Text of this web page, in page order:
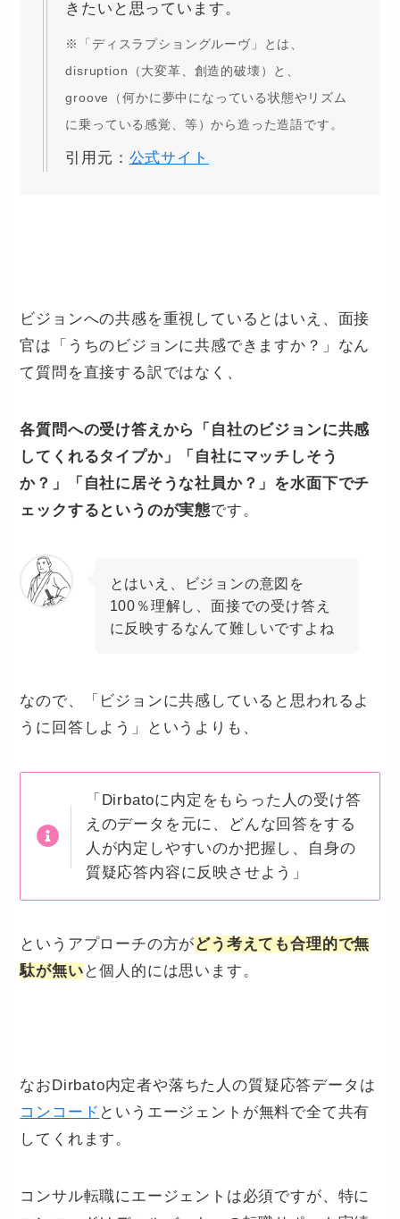
きたいと思っています。
※「ディスラプショングルーヴ」とは、
disruption（大変革、創造的破壊）と、
groove（何かに夢中になっている状態やリズム
に乗っている感覚、等）から造った造語です。
引用元： 公式サイト
ビジョンへの共感を重視しているとはいえ、面接
官は「うちのビジョンに共感できますか？」なん
て質問を直接する訳ではなく、
各質問への受け答えから「自社のビジョンに共感
してくれるタイプか」「自社にマッチしそう
か？」「自社に居そうな社員か？」を水面下でチ
ェックするというのが実態です。
とはいえ、ビジョンの意図を
100％理解し、面接での受け答え
に反映するなんて難しいですよね
なので、「ビジョンに共感していると思われるよ
うに回答しよう」というよりも、
「Dirbatoに内定をもらった人の受け答
えのデータを元に、どんな回答をする
人が内定しやすいのか把握し、自身の
質疑応答内容に反映させよう」
というアプローチの方がどう考えても合理的で無
駄が無い と個人的には思います。
なおDirbato内定者や落ちた人の質疑応答データは
コンコード というエージェントが無料で全て共有
してくれます。
コンサル転職にエージェントは必須ですが、特に